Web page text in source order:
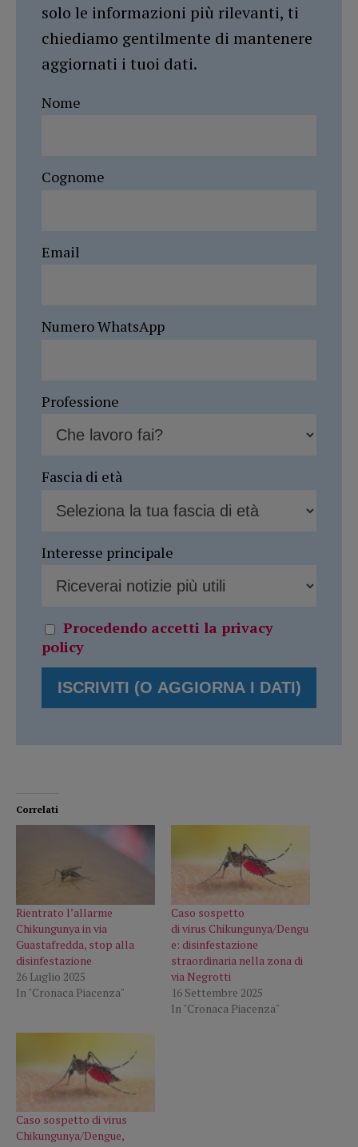
solo le informazioni più rilevanti, ti
chiediamo gentilmente di mantenere
aggiornati i tuoi dati.
Nome
Cognome
Email
Numero WhatsApp
Professione
Fascia di età
Interesse principale
Procedendo accetti la privacy
policy
Correlati
Rientrato l’allarme
Chikungunya in via
Guastafredda, stop alla
disinfestazione
26 Luglio 2025
In "Cronaca Piacenza"
Caso sospetto
di virus Chikungunya/Dengu
e: disinfestazione
straordinaria nella zona di
via Negrotti
16 Settembre 2025
In "Cronaca Piacenza"
Caso sospetto di virus
Chikungunya/Dengue,